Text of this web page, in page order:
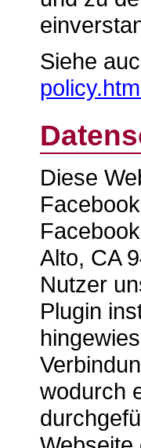
Siehe
Diese
Alto, CA
Nutzer
Plugin
wodurch